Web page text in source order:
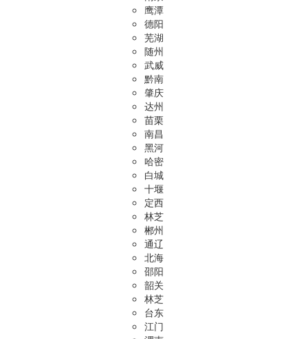
鹰潭
德阳
芜湖
随州
武威
黔南
肇庆
达州
苗栗
南昌
黑河
哈密
白城
十堰
定西
林芝
郴州
通辽
北海
邵阳
韶关
林芝
台东
江门